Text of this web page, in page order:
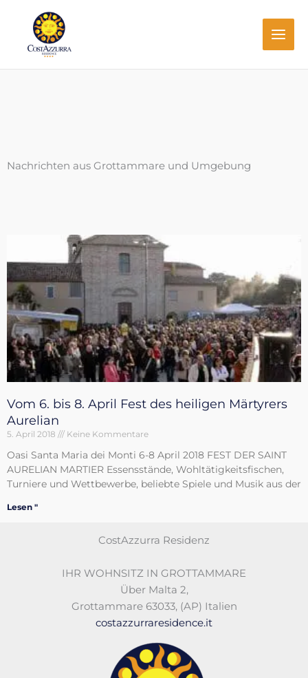
springen
Nachrichten aus Grottammare und Umgebung
Vom 6. bis 8. April Fest des heiligen Märtyrers
Aurelian
5. April 2018 Keine Kommentare
Oasi Santa Maria dei Monti 6-8 April 2018 FEST DER SAINT
AURELIAN MARTIER Essensstände, Wohltätigkeitsfischen,
Turniere und Wettbewerbe, beliebte Spiele und Musik aus der
Lesen "
CostAzzurra Residenz
IHR WOHNSITZ IN GROTTAMMARE
Über Malta 2,
Grottammare 63033,(AP) Italien
costazzurraresidence.it